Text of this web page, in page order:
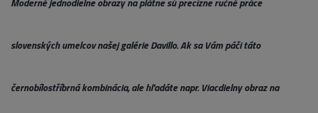
slovenských umelcov našej galérie Davillo. Ak sa Vám páči táto
černobílostříbrná kombinácia, ale hľadáte napr. Viacdielny obraz na